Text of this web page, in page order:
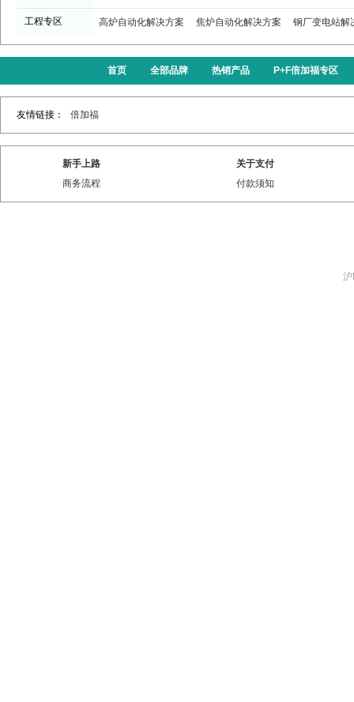
工程专区 高炉自动化解决方案 焦炉自动化解决方案 钢厂变电站解
首页 全部品牌 热销产品 P+F倍加福专区
友情链接： 倍加福
新手上路
商务流程
关于支付
付款须知